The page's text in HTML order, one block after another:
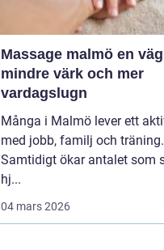
Massage malmö en väg till
mindre värk och mer
vardagslugn
Många i Malmö lever ett
med jobb, familj och träning.
Samtidigt ökar antalet som
hj...
04 mars 2026